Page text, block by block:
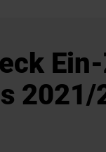
2021/